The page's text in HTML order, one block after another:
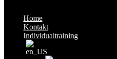
Home
Kontakt
Individualtraining